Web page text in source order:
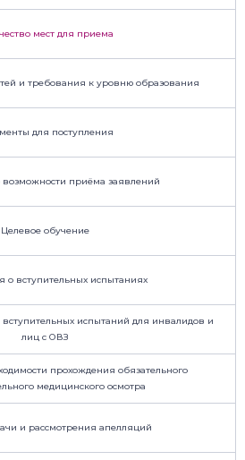
мест для приема
и требования к уровню образования
для поступления
приёма заявлений
Целевое обучение
о вступительных испытаниях
испытаний для инвалидов и
лиц с ОВЗ
прохождения обязательного
медицинского осмотра
и рассмотрения апелляций